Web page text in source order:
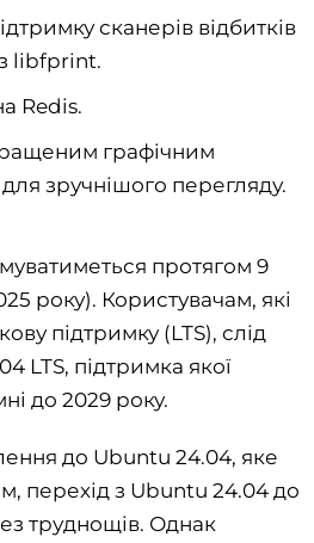
сканерів відбитків
libfprint.
Redis.
графічним
зручнішого перегляду.
протягом 9
року). Користувачам, які
підтримку (LTS), слід
LTS, підтримка якої
до 2029 року.
до Ubuntu 24.04, яке
перехід з Ubuntu 24.04 до
труднощів. Однак